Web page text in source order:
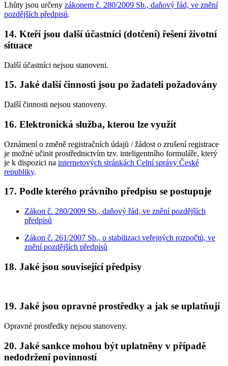
Lhůty jsou určeny zákonem č. 280/2009 Sb., daňový řád, ve znění
pozdějších předpisů.
14. Kteří jsou další účastníci (dotčení) řešení životní
situace
Další účastníci nejsou stanoveni.
15. Jaké další činnosti jsou po žadateli požadovány
Další činnosti nejsou stanoveny.
16. Elektronická služba, kterou lze využít
Oznámení o změně registračních údajů / žádost o zrušení registrace
je možné učinit prostřednictvím tzv. inteligentního formuláře, který
je k dispozici na internetových stránkách Celní správy České
republiky.
17. Podle kterého právního předpisu se postupuje
Zákon č. 280/2009 Sb., daňový řád, ve znění pozdějších
předpisů
Zákon č. 261/2007 Sb., o stabilizaci veřejných rozpočtů, ve
znění pozdějších předpisů
18. Jaké jsou související předpisy
19. Jaké jsou opravné prostředky a jak se uplatňují
Opravné prostředky nejsou stanoveny.
20. Jaké sankce mohou být uplatněny v případě
nedodržení povinností